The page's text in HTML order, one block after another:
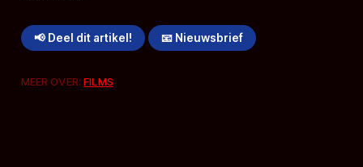
📢 Deel dit artikel! 📧 Nieuwsbrief
MEER OVER:FILMS